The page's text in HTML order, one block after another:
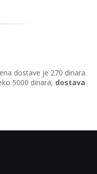
dostave je 270 dinara.
5000 dinara, dostava